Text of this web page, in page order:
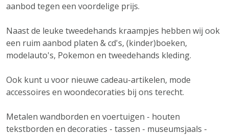
aanbod tegen een voordelige prijs.
Naast de leuke tweedehands kraampjes hebben wij ook
een ruim aanbod platen & cd's, (kinder)boeken,
modelauto's, Pokemon en tweedehands kleding.
Ook kunt u voor nieuwe cadeau-artikelen, mode
accessoires en woondecoraties bij ons terecht.
Metalen wandborden en voertuigen - houten
tekstborden en decoraties - tassen - museumsjaals -